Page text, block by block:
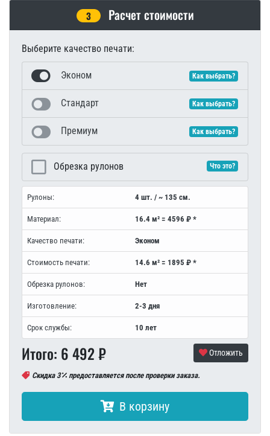
3 Расчет стоимости
Выберите качество печати:
Эконом Как выбрать?
Стандарт Как выбрать?
Премиум Как выбрать?
Обрезка рулонов Что это?
Рулоны: 4 шт. / ~ 135 см.
Материал: 16.4 м² = 4596 ₽ *
Качество печати: Эконом
Стоимость печати: 14.6 м² = 1895 ₽ *
Обрезка рулонов: Нет
Изготовление: 2-3 дня
Срок службы: 10 лет
Итого: 6 492₽ Отложить
Скидка 3 предоставляется после проверки заказа.
В корзину